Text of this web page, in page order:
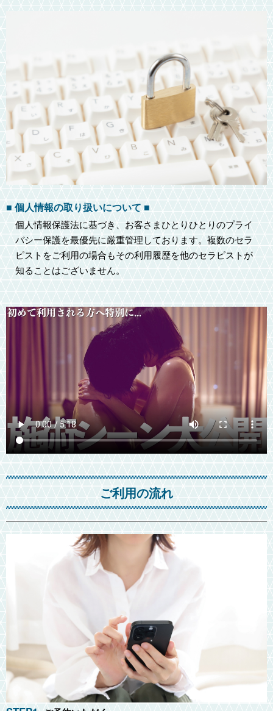
■ 個人情報の取り扱いについて ■
個人情報保護法に基づき、お客さまひとりひとりのプライ
バシー保護を最優先に厳重管理しております。複数のセラ
ピストをご利用の場合もその利用履歴を他のセラピストが
知ることはございません。
ご利用の流れ